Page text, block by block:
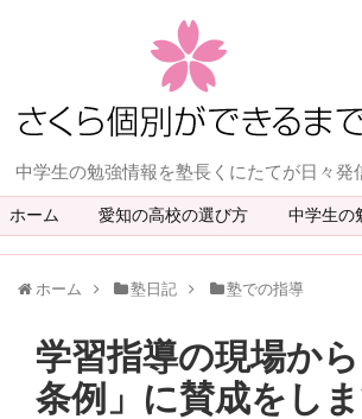
中学生の勉強情報を塾長くにたてが日々発
ホーム 愛知の高校の選び方 中学生
ホーム 塾日記 塾での指導
学習指導の現場か
条例」に賛成をしま